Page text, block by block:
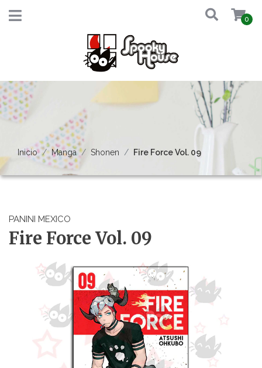
0
Inicio Manga Shonen Fire Force Vol. 09
PANINI MEXICO
Fire Force Vol. 09